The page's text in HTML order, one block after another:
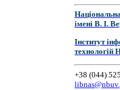
імені В. І.
Інститут
+38 (044)